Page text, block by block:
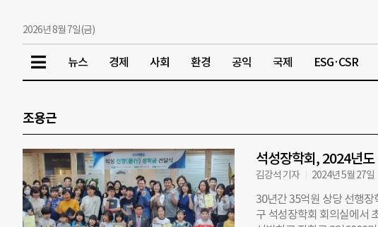
2026년 8월 7일(금)
뉴스 경제 사회 환경 공익 국제 ESG·CSR
조용근
석성장학회, 2024년
김강석 기자 2024년 5월 27일
30년간 35억원 상당 선행
구 석성장학회 회의실에서